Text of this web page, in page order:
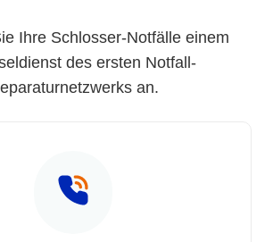
Ihre Schlosser-Notfälle einem
des ersten Notfall-
an.